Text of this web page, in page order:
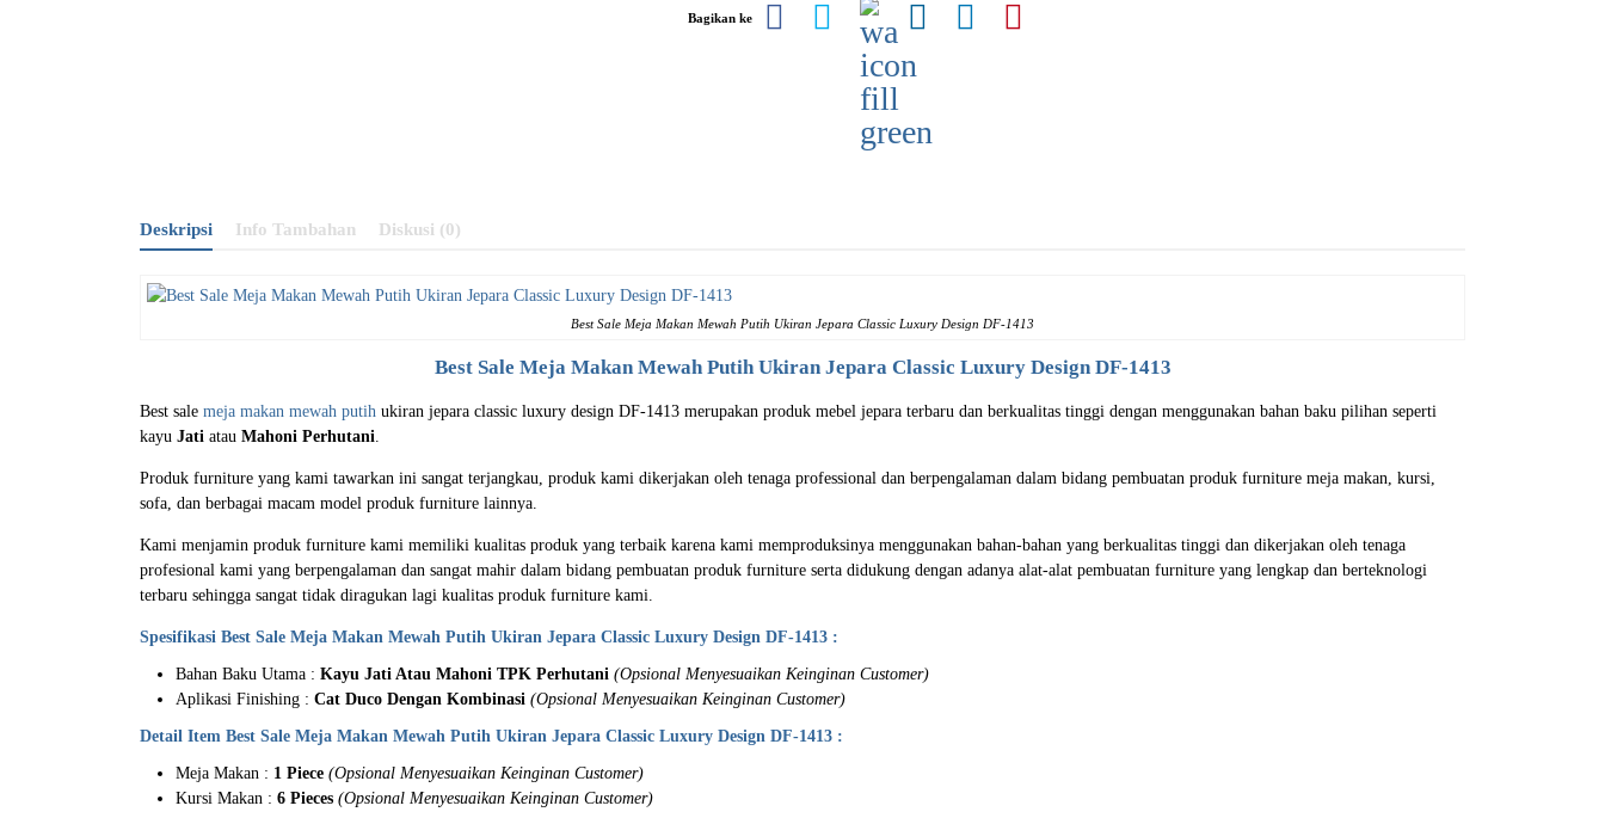
Bagikan ke
Deskripsi Info Tambahan Diskusi (0)
Best Sale Meja Makan Mewah Putih Ukiran Jepara Classic Luxury Design DF-1413
Best Sale Meja Makan Mewah Putih Ukiran JeparaClassic Luxury Design DF-1413
Best sale meja makan mewah putih ukiran jepara classic luxury design DF-1413 merupakan produk mebel jepara terbaru dan berkualitas tinggi dengan menggunakan bahan baku pilihan seperti
kayu Jati atau Mahoni Perhutani.
Produk furniture yang kami tawarkan ini sangat terjangkau, produk kami dikerjakan oleh tenaga professional dan berpengalaman dalam bidang pembuatan produk furniture meja makan, kursi,
sofa, dan berbagai macam model produk furniture lainnya.
Kami menjamin produk furniture kami memiliki kualitas produk yang terbaik karena kami memproduksinya menggunakan bahan-bahan yang berkualitas tinggi dan dikerjakan oleh tenaga
profesional kami yang berpengalaman dan sangat mahir dalam bidang pembuatan produk furniture serta didukung dengan adanya alat-alat pembuatan furniture yang lengkap dan berteknologi
terbaru sehingga sangat tidak diragukan lagi kualitas produk furniture kami.
Spesifikasi Best Sale Meja Makan Mewah Putih Ukiran Jepara Classic Luxury Design DF-1413 :
Bahan Baku Utama : Kayu Jati Atau Mahoni TPK Perhutani (Opsional Menyesuaikan Keinginan Customer)
Aplikasi Finishing : Cat Duco Dengan Kombinasi (Opsional Menyesuaikan Keinginan Customer)
Detail Item Best Sale Meja Makan Mewah Putih Ukiran Jepara Classic Luxury Design DF-1413 :
Meja Makan : 1 Piece (Opsional Menyesuaikan Keinginan Customer)
Kursi Makan : 6 Pieces (Opsional Menyesuaikan Keinginan Customer)